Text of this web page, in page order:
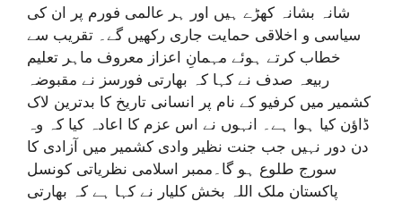
شانہ بشانہ کھڑے ہیں اور ہر عالمی فورم پر ان کی
سیاسی و اخلاقی حمایت جاری رکھیں گے۔ تقریب سے
خطاب کرتے ہوئے مہمانِ اعزاز معروف ماہر تعلیم
ربیعہ صدف نے کہا کہ بھارتی فورسز نے مقبوضہ
کشمیر میں کرفیو کے نام پر انسانی تاریخ کا بدترین لاک
ڈاؤن کیا ہوا ہے۔ انہوں نے اس عزم کا اعادہ کیا کہ وہ
دن دور نہیں جب جنت نظیر وادی کشمیر میں آزادی کا
سورج طلوع ہو گا۔ممبر اسلامی نظریاتی کونسل
پاکستان ملک اللہ بخش کلیار نے کہا ہے کہ بھارتی